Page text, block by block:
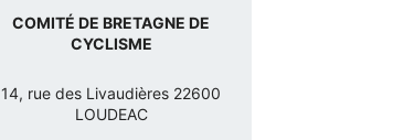
COMITÉ DE BRETAGNE DE
CYCLISME
14, rue des Livaudières 22600
LOUDEAC